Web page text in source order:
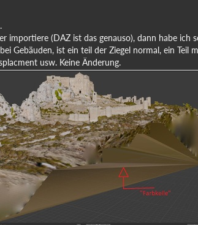
importiere (DAZ ist das genauso), dann habe ich
Gebäuden, ist ein teil der Ziegel normal, ein
usw. Keine Änderung.